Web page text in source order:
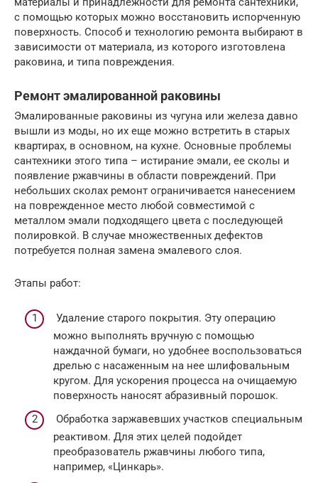
с помощью которых можно восстановить испорченную
поверхность. Способ и технологию ремонта выбирают в
зависимости от материала, из которого изготовлена
раковина, и типа повреждения.
Ремонт эмалированной раковины
Эмалированные раковины из чугуна или железа давно
вышли из моды, но их еще можно встретить в старых
квартирах, в основном, на кухне. Основные проблемы
сантехники этого типа – истирание эмали, ее сколы и
появление ржавчины в области повреждений. При
небольших сколах ремонт ограничивается нанесением
на поврежденное место любой совместимой с
металлом эмали подходящего цвета с последующей
полировкой. В случае множественных дефектов
потребуется полная замена эмалевого слоя.
Этапы работ:
Удаление старого покрытия. Эту операцию
можно выполнять вручную с помощью
наждачной бумаги, но удобнее воспользоваться
дрелью с насаженным на нее шлифовальным
кругом. Для ускорения процесса на очищаемую
поверхность наносят абразивный порошок.
Обработка заржавевших участков специальным
реактивом. Для этих целей подойдет
преобразователь ржавчины любого типа,
например, «Цинкарь».